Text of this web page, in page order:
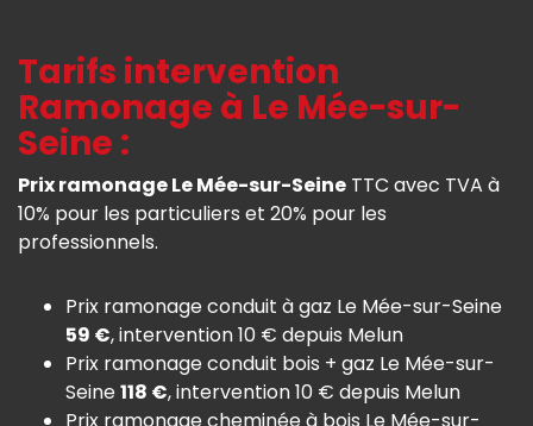
Tarifs intervention
Ramonage à Le Mée-sur-
Seine :
Prix ramonage Le Mée-sur-Seine TTC avec TVA à
10% pour les particuliers et 20% pour les
professionnels.
Prix ramonage conduit à gaz Le Mée-sur-Seine
59 €, intervention 10 € depuis Melun
Prix ramonage conduit bois + gaz Le Mée-sur-
Seine118 €, intervention 10 € depuis Melun